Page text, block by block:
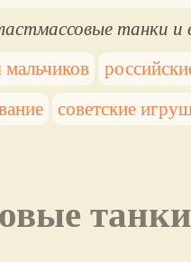
танки и
советские